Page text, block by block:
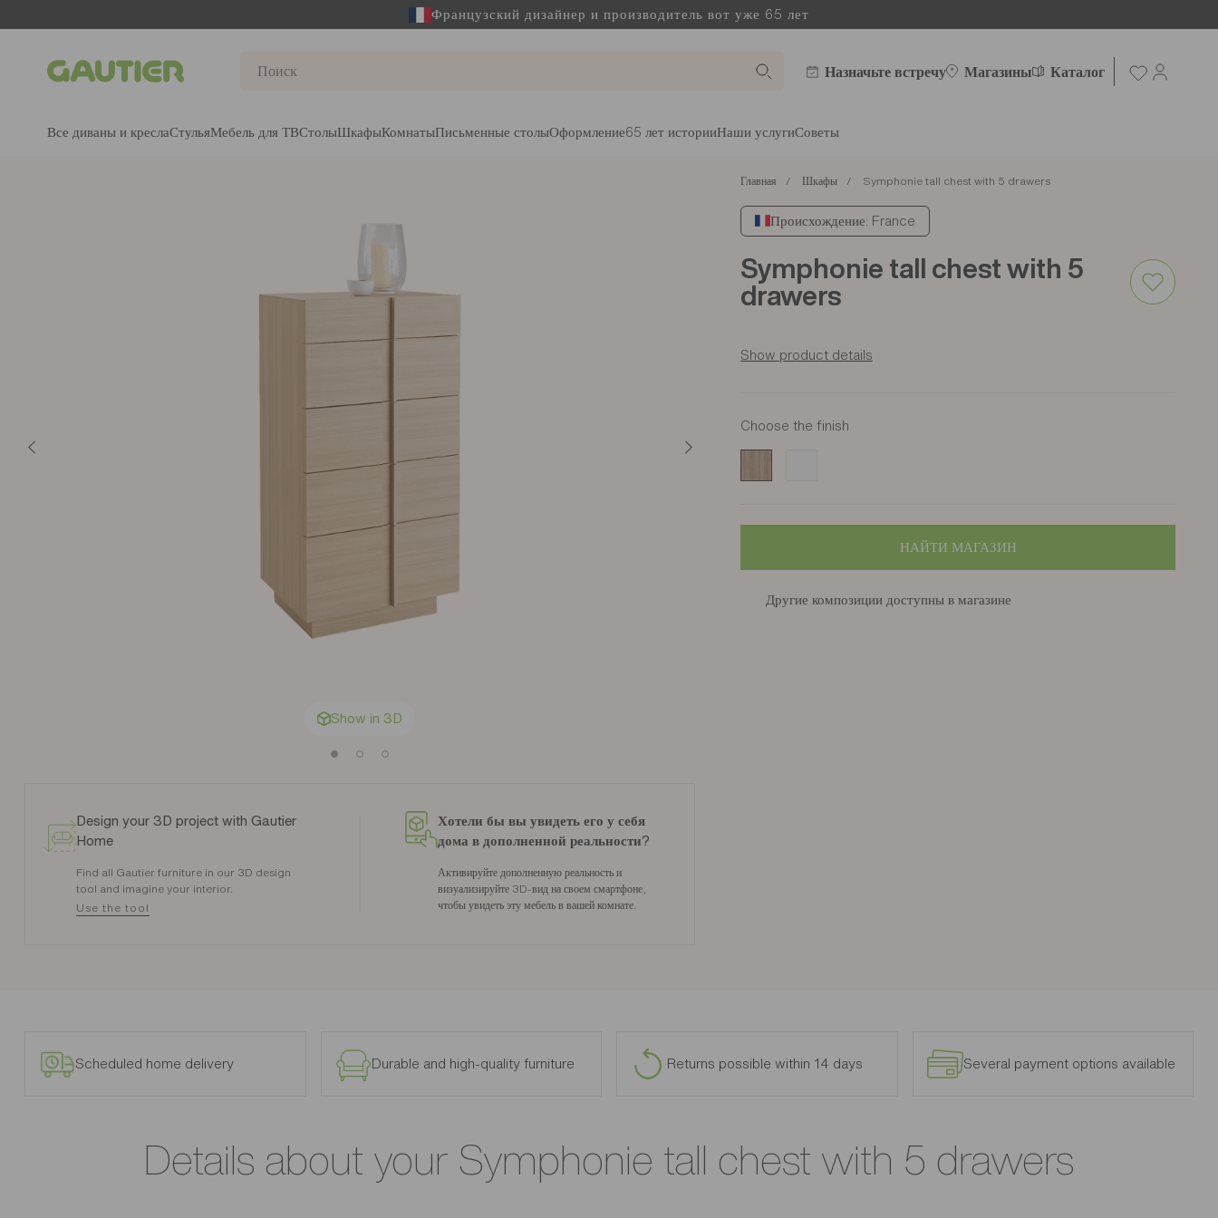
Французский дизайнер и производитель вот уже 65 лет
Gautier Назначьте встречу Магазины Каталог
Все диваны и креслаСтульяМебель для ТВСтолыШкафыКомнатыПисьменные столыОформление65 лет историиНаши услугиСоветы
Show in 3D
Design your 3D project with Gautier
Home
Find all Gautier furniture in our 3D design
tool and imagine your interior.
Use the tool
Хотели бы вы увидеть его у себя
дома в дополненной реальности?
Активируйте дополненную реальность и
визуализируйте 3D-вид на своем смартфоне,
чтобы увидеть эту мебель в вашей комнате.
Главная Шкафы Symphonie tall chest with 5 drawers
Происхождение: France
Symphonie tall chest with 5
drawers
Show product details
Choose the finish
НАЙТИ МАГАЗИН
Другие композиции доступны в магазине
Scheduled home delivery Durable and high-quality furniture Returns possible within 14 days Several payment options available
Details about your Symphonie tall chest with 5 drawers